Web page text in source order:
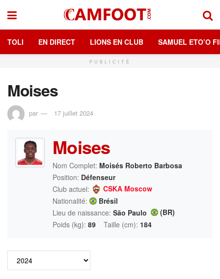
TOLI EN DIRECT LIONS EN CLUB SAMUEL ETO’O
PUBLICITÉ
Moises
par 17 juillet 2024
Moises
Nom Complet: Moisés Roberto Barbosa
Position: Défenseur
Club actuel:
CSKA Moscow
Nationalité:
Brésil
Lieu de naissance: São Paulo
(BR)
Poids (kg): 89 Taille (cm): 184